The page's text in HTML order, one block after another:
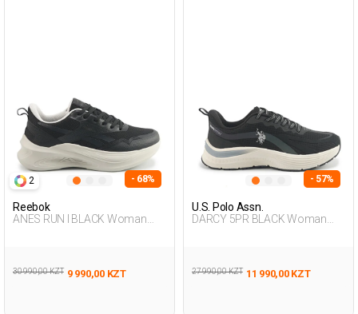
2 - 68%
Reebok
ANES RUN I BLACK Woman
30 990,00 KZT 9 990,00 KZT
- 57%
U.S. Polo Assn.
DARCY 5PR BLACK Woman
27 990,00 KZT 11 990,00 KZT